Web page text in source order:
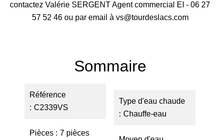
contactez Valérie SERGENT Agent commercial EI - 06 27
57 52 46 ou par email à vs@tourdeslacs.com
Sommaire
Référence
C2339VS
Pièces 7 pièces
Type d'eau chaude
Chauffe-eau